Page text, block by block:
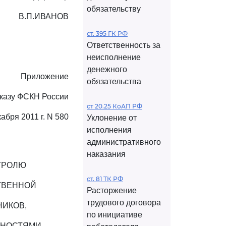
В.П.ИВАНОВ
Приложение
ФСКН России
2011 г. N 580
обязательству
ст. 395 ГК РФ
Ответственность за
неисполнение
денежного
обязательства
ст 20.25 КоАП РФ
Уклонение от
исполнения
административного
наказания
ст. 81 ТК РФ
Расторжение
трудового договора
по инициативе